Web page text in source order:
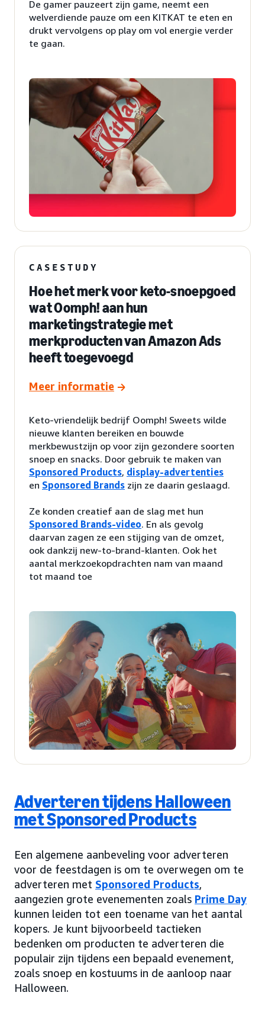
De gamer pauzeert zijn game, neemt een
welverdiende pauze om een KITKAT te eten en
drukt vervolgens op play om vol energie verder
te gaan.
CASESTUDY
Hoe het merk voor keto-snoepgoed
wat Oomph! aan hun
marketingstrategie met
merkproducten van Amazon Ads
heeft toegevoegd
Meer informatie
Keto-vriendelijk bedrijf Oomph! Sweets wilde
nieuwe klanten bereiken en bouwde
merkbewustzijn op voor zijn gezondere soorten
snoep en snacks. Door gebruik te maken van
Sponsored Products, display-advertenties
en Sponsored Brands zijn ze daarin geslaagd.
Ze konden creatief aan de slag met hun
Sponsored Brands-video. En als gevolg
daarvan zagen ze een stijging van de omzet,
ook dankzij new-to-brand-klanten. Ook het
aantal merkzoekopdrachten nam van maand
tot maand toe
Adverteren tijdens Halloween
met Sponsored Products
Een algemene aanbeveling voor adverteren
voor de feestdagen is om te overwegen om te
adverteren met Sponsored Products,
aangezien grote evenementen zoals Prime Day
kunnen leiden tot een toename van het aantal
kopers. Je kunt bijvoorbeeld tactieken
bedenken om producten te adverteren die
populair zijn tijdens een bepaald evenement,
zoals snoep en kostuums in de aanloop naar
Halloween.